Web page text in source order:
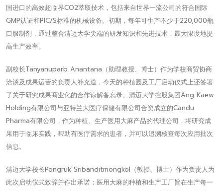
国进口的高效超临界CO2萃取技术，包括来自世界一流公司的符合国际
GMP认证和PIC/S标准的机械设备。初期，每年可生产不少于220,000瓶
口服制剂，通过整合清迈大学尖端的研发知识和先进技术，最大限度地提
高生产效率。
副校长Tanyanuparb Anantana（助理教授、博士）作为学校商贸协商
洽谈及成果运营的负责人补充道，今天的种植园及工厂启动仪式上还签署
了关于研究成果商业化的合作谅解备忘录。清迈大学控股集团Ang Kaew
Holding有限公司与亚特兰大医疗保健有限公司合资成立的Candu
Pharma有限公司，作为种植、生产医用大麻产品的代理公司，将研究成
果用于临床实践，帮助有医疗需求的患者，并可以追溯核查每次应用批次
信息。
清迈大学校长Pongruk Sribanditmongkol（教授、博士）作为负责人为
此次启动仪式致辞并作出承诺：医用大麻的种植和生产工厂旨在生产每一